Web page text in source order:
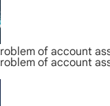
of account
of account